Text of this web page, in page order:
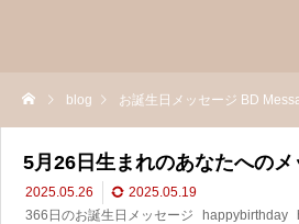
blog お誕生日メッセージ BD
5月26日生まれのあなたへのメ
2025.05.26
2025.05.19
366日のお誕生日メッセージ
happybirthday